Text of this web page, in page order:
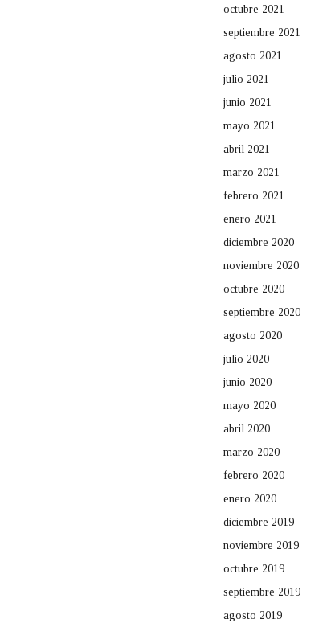
octubre 2021
septiembre 2021
agosto 2021
julio 2021
junio 2021
mayo 2021
abril 2021
marzo 2021
febrero 2021
enero 2021
diciembre 2020
noviembre 2020
octubre 2020
septiembre 2020
agosto 2020
julio 2020
junio 2020
mayo 2020
abril 2020
marzo 2020
febrero 2020
enero 2020
diciembre 2019
noviembre 2019
octubre 2019
septiembre 2019
agosto 2019